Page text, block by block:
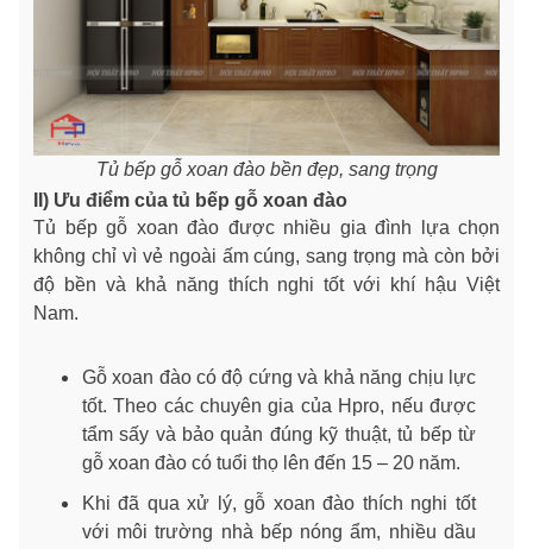
Tủ bếp gỗ xoan đào bền đẹp, sang trọng
II) Ưu điểm của tủ bếp gỗ xoan đào
Tủ bếp gỗ xoan đào được nhiều gia đình lựa chọn
không chỉ vì vẻ ngoài ấm cúng, sang trọng mà còn bởi
độ bền và khả năng thích nghi tốt với khí hậu Việt
Nam.
Gỗ xoan đào có độ cứng và khả năng chịu lực
tốt. Theo các chuyên gia của Hpro, nếu được
tẩm sấy và bảo quản đúng kỹ thuật, tủ bếp từ
gỗ xoan đào có tuổi thọ lên đến 15 – 20 năm.
Khi đã qua xử lý, gỗ xoan đào thích nghi tốt
với môi trường nhà bếp nóng ẩm, nhiều dầu